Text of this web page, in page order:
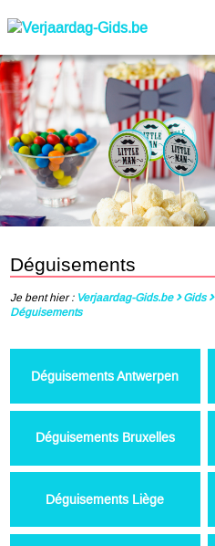
Déguisements
Je bent hier : Verjaardag-Gids.be Gids
Déguisements
Déguisements Antwerpen
Déguisements Bruxelles
Déguisements Liège